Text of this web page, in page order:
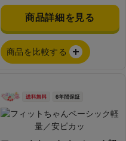
商品詳細を見る
商品を比較する